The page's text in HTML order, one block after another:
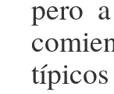
pero